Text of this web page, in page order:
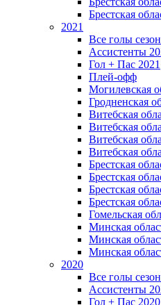
Брестская
2021
Все голы
Ассистенты
Гол + Пас 2021
Плей-офф
Могилевская
Гродненская
Витебская
Витебская
Витебская
Витебская
Брестская
Брестская
Брестская
Брестская
Гомельская
Минская
Минская
Минская
2020
Все голы
Ассистенты
Гол + Пас 2020